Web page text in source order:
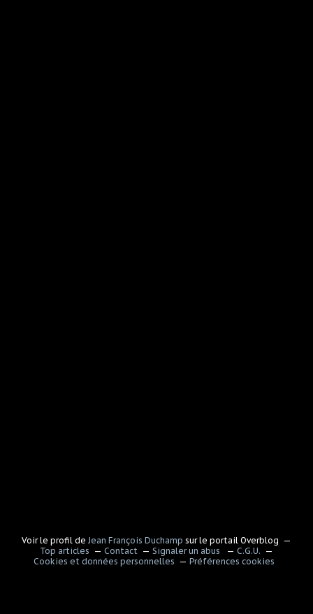
Voir le profil de Jean François Duchamp sur le portail Overblog
Top articles
Contact Signaler un abus
C.G.U.
Cookies et données personnelles
Préférences cookies